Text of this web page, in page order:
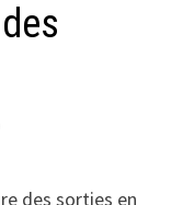
des sorties en